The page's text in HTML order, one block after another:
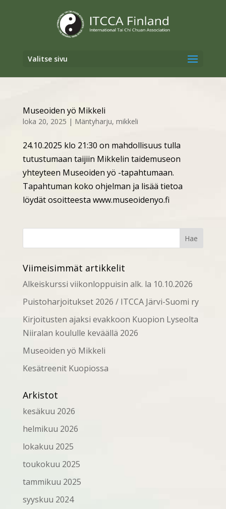
Valitse sivu
Museoiden yö Mikkeli
loka 20, 2025 | Mäntyharju, mikkeli
24.10.2025 klo 21:30 on mahdollisuus tulla
tutustumaan taijiin Mikkelin taidemuseon
yhteyteen Museoiden yö -tapahtumaan.
Tapahtuman koko ohjelman ja lisää tietoa
löydät osoitteesta www.museoidenyo.fi
Viimeisimmät artikkelit
Alkeiskurssi viikonloppuisin alk. la 10.10.2026
Puistoharjoitukset 2026 / ITCCA Järvi-Suomi ry
Kirjoitusten ajaksi evakkoon Kuopion Lyseolta
Niiralan koululle keväällä 2026
Museoiden yö Mikkeli
Kesätreenit Kuopiossa
Arkistot
kesäkuu 2026
helmikuu 2026
lokakuu 2025
toukokuu 2025
tammikuu 2025
syyskuu 2024